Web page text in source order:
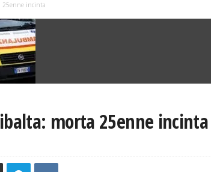
25enne incinta
morta 25enne incinta